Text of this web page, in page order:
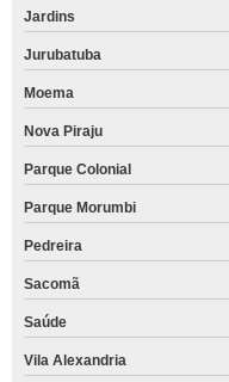
Jardins
Jurubatuba
Moema
Nova Piraju
Parque Colonial
Parque Morumbi
Pedreira
Sacomã
Saúde
Vila Alexandria